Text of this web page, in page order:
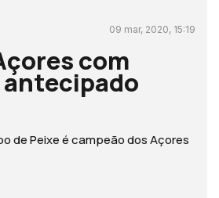
09 mar, 2020, 15:19
com
de Peixe é campeão dos Açores